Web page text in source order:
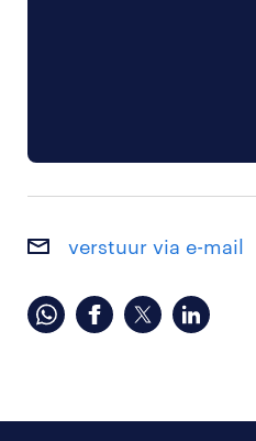
verstuur via e-mail